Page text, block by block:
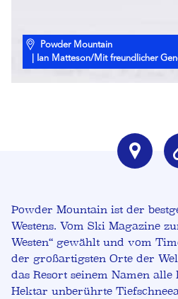
Powder Mountain
| Ian Matteson/Mit freundlicher
Powder Mountain ist der
Westens. Vom Ski Magazine
Westen“ gewählt und vom
der großartigsten Orte der
das Resort seinem Namen alle
Hektar unberührte